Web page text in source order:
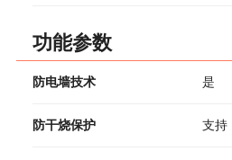
功能参数
防电墙技术 是
防干烧保护 支持